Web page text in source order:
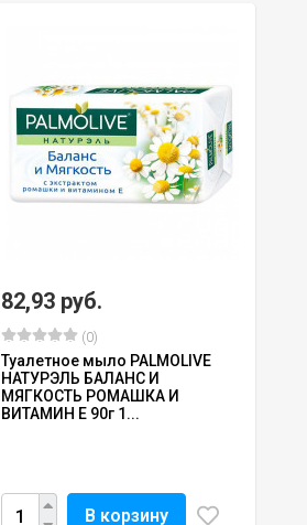
82,93 руб.
(0)
Туалетное мыло PALMOLIVE
НАТУРЭЛЬ БАЛАНС И
МЯГКОСТЬ РОМАШКА И
ВИТАМИН Е 90г 1...
В корзину